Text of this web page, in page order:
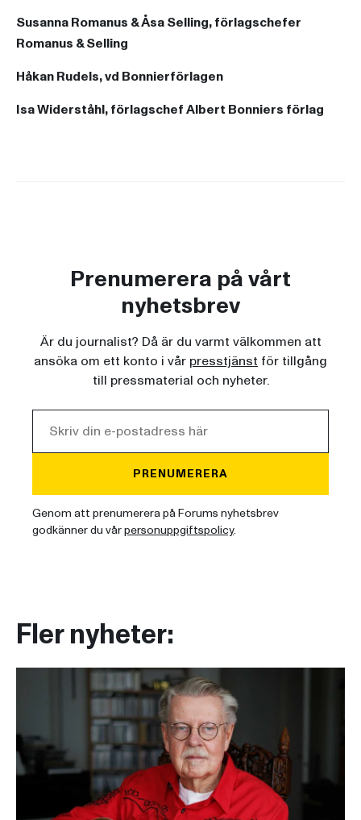
Susanna Romanus & Åsa Selling, förlagschefer
Romanus & Selling
Håkan Rudels, vd Bonnierförlagen
Isa Widerståhl, förlagschef Albert Bonniers förlag
Prenumerera på vårt
nyhetsbrev
Är du journalist? Då är du varmt välkommen att
ansöka om ett konto i vår presstjänst för tillgång
till pressmaterial och nyheter.
PRENUMERERA
Genom att prenumerera på Forums nyhetsbrev
godkänner du vårpersonuppgiftspolicy.
Fler nyheter: